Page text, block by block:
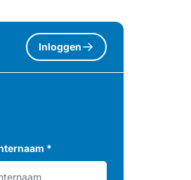
Inloggen
*